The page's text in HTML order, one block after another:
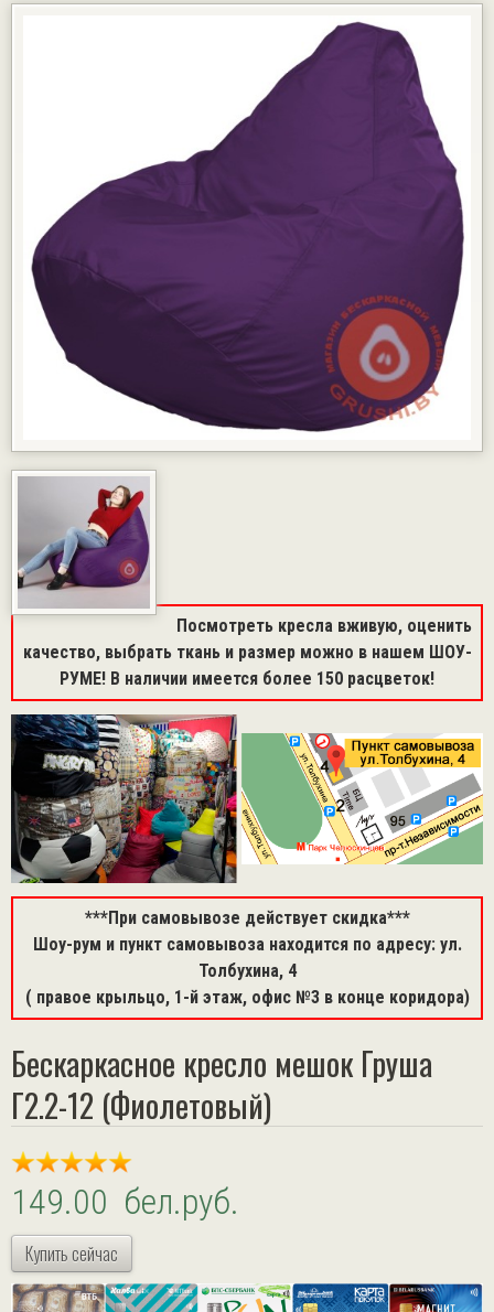
ФОТОГАЛЕРЕЯ ПРОЕКТОВ
ОТЗЫВЫ
ПАРТНЁРАМ
КОНТАКТЫ
Посмотреть кресла вживую, оценить
качество, выбрать ткань и размер можно в нашем ШОУ-
РУМЕ! В наличии имеется более 150 расцветок!
***При самовывозе действует скидка***
Шоу-рум и пункт самовывоза находится по адресу: ул.
Толбухина, 4
( правое крыльцо, 1-й этаж, офис №3 в конце коридора)
Бескаркасное кресло мешок Груша
Г2.2-12 (Фиолетовый)
149.00 бел.руб.
Купить сейчас